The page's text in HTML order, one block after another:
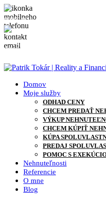
0905 871 127
info@patriktokar.sk
0905 871 127
Domov
Moje služby
ODHAD CENY
CHCEM PREDAŤ
VÝKUP
CHCEM KÚPIŤ
KÚPA
PREDAJ
POMOC S
Nehnuteľnosti
Referencie
O mne
Blog